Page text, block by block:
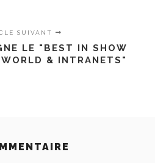
SUIVANT
LE "BEST IN SHOW
& INTRANETS"